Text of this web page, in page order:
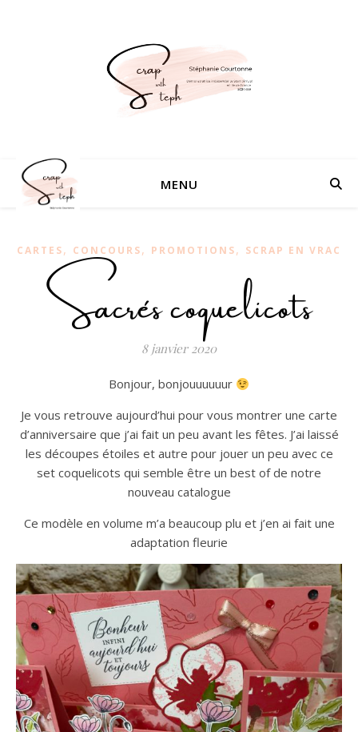
MENU
CARTES, CONCOURS, PROMOTIONS, SCRAP EN VRAC
Sacrés coquelicots
8 janvier 2020
Bonjour, bonjouuuuuur
Je vous retrouve aujourd’hui pour vous montrer une carte
d’anniversaire que j’ai fait un peu avant les fêtes. J’ai laissé
les découpes étoiles et autre pour jouer un peu avec ce
set coquelicots qui semble être un best of de notre
nouveau catalogue
Ce modèle en volume m’a beaucoup plu et j’en ai fait une
adaptation fleurie